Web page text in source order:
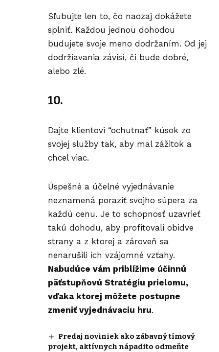
Sľubujte len to, čo naozaj dokážete
splniť. Každou jednou dohodou
budujete svoje meno dodržaním. Od jej
dodržiavania závisí, či bude dobré,
alebo zlé.
10.
Dajte klientovi “ochutnať” kúsok zo
svojej služby tak, aby mal zážitok a
chcel viac.
Úspešné a účelné vyjednávanie
neznamená poraziť svojho súpera za
každú cenu. Je to schopnosť uzavrieť
takú dohodu, aby profitovali obidve
strany a z ktorej a zároveň sa
nenarušili ich vzájomné vzťahy.
Nabudúce vám priblížime účinnú
päťstupňovú Stratégiu prielomu,
vďaka ktorej môžete postupne
zmeniť vyjednávaciu hru.
Predaj noviniek ako zábavný tímový
projekt, aktívnych nápadito odmeňte